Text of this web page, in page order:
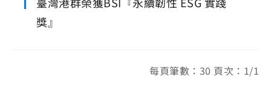
獎』
每頁筆數：30 頁次：1/1